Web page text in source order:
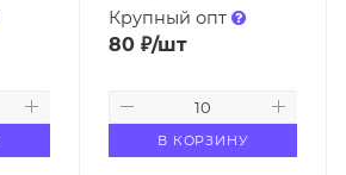
Крупный опт
80₽/шт
В КОРЗИНУ